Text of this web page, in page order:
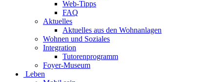
Web-Tipps
FAQ
Aktuelles
Aktuelles aus den Wohnanlagen
Wohnen und Soziales
Integration
Tutorenprogramm
Foyer-Museum
Leben